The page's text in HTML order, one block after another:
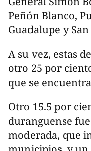
Peñón Blanco,
Guadalupe y
A su vez, estas
otro 25 por
que se
Otro 15.5 por
duranguense
moderada, que